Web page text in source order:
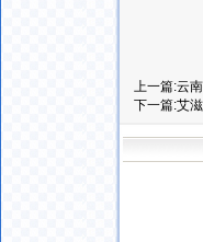
上一篇:云
下一篇:艾